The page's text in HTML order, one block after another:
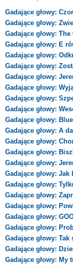
Gadające głowy:
Gadające głowy:
Gadające głowy:
Gadające głowy: E
Gadające głowy:
Gadające głowy:
Gadające głowy:
Gadające głowy:
Gadające głowy:
Gadające głowy:
Gadające głowy:
Gadające głowy: A
Gadające głowy:
Gadające głowy:
Gadające głowy:
Gadające głowy: Jak
Gadające głowy:
Gadające głowy:
Gadające głowy:
Gadające głowy:
Gadające głowy:
Gadające głowy:
Gadające głowy:
Gadające głowy: My